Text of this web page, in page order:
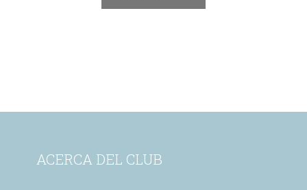
ACERCA DEL CLUB